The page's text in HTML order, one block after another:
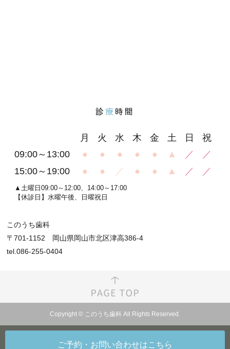
ご予約・お問い合わせはこちら
診 療 時間
月 火 水 木 金 土 日
祝
09:00～13:00
● ● ● ● ● ▲ ／
／
15:00～19:00
● ● ／ ● ● ▲ ／ ／
▲土曜日09:00～12:00、14:00～17:00
【休診日】水曜午後、日曜祝日
このうち歯科
〒701-1152 岡山県岡山市北区津高386-4
tel.086-255-0404
Copyright © このうち歯科 All Rights Reserved.